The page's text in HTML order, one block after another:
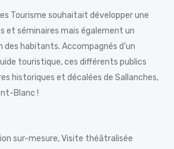
Tourisme souhaitait développer une
et séminaires mais également un
habitants. Accompagnés d’un
touristique, ces différents publics
historiques et décalées de Sallanches,
Blanc !
sur-mesure, Visite théâtralisée